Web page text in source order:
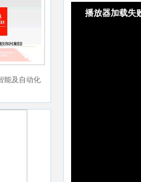
能及自动化
播放器加载失